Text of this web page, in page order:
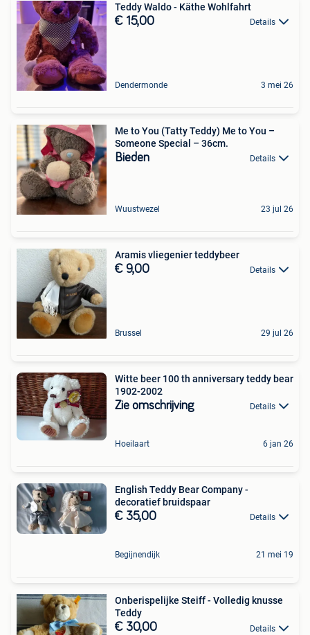
Teddy Waldo - Käthe Wohlfahrt
€ 15,00 Details
Dendermonde 3 mei 26
Me to You (Tatty Teddy) Me to You –
Someone Special – 36cm.
Bieden Details
Wuustwezel 23 jul 26
Aramis vliegenier teddybeer
€ 9,00 Details
Brussel 29 jul 26
Witte beer 100 th anniversary teddy bear
1902-2002
Zie omschrijving Details
Hoeilaart 6 jan 26
English Teddy Bear Company -
decoratief bruidspaar
€ 35,00 Details
Begijnendijk 21 mei 19
Onberispelijke Steiff - Volledig knusse
Teddy
€ 30,00 Details